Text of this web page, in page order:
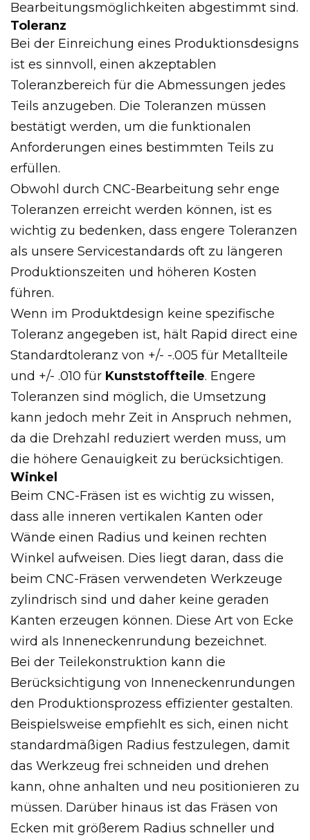
Bearbeitungsmöglichkeiten abgestimmt sind.
Toleranz
Bei der Einreichung eines Produktionsdesigns
ist es sinnvoll, einen akzeptablen
Toleranzbereich für die Abmessungen jedes
Teils anzugeben. Die Toleranzen müssen
bestätigt werden, um die funktionalen
Anforderungen eines bestimmten Teils zu
erfüllen.
Obwohl durch CNC-Bearbeitung sehr enge
Toleranzen erreicht werden können, ist es
wichtig zu bedenken, dass engere Toleranzen
als unsere Servicestandards oft zu längeren
Produktionszeiten und höheren Kosten
führen.
Wenn im Produktdesign keine spezifische
Toleranz angegeben ist, hält Rapid direct eine
Standardtoleranz von +/- -.005 für Metallteile
und +/- .010 für Kunststoffteile. Engere
Toleranzen sind möglich, die Umsetzung
kann jedoch mehr Zeit in Anspruch nehmen,
da die Drehzahl reduziert werden muss, um
die höhere Genauigkeit zu berücksichtigen.
Winkel
Beim CNC-Fräsen ist es wichtig zu wissen,
dass alle inneren vertikalen Kanten oder
Wände einen Radius und keinen rechten
Winkel aufweisen. Dies liegt daran, dass die
beim CNC-Fräsen verwendeten Werkzeuge
zylindrisch sind und daher keine geraden
Kanten erzeugen können. Diese Art von Ecke
wird als Inneneckenrundung bezeichnet.
Bei der Teilekonstruktion kann die
Berücksichtigung von Inneneckenrundungen
den Produktionsprozess effizienter gestalten.
Beispielsweise empfiehlt es sich, einen nicht
standardmäßigen Radius festzulegen, damit
das Werkzeug frei schneiden und drehen
kann, ohne anhalten und neu positionieren zu
müssen. Darüber hinaus ist das Fräsen von
Ecken mit größerem Radius schneller und